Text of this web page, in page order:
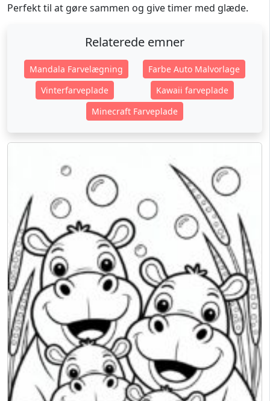
Perfekt til at gøre sammen og give timer med glæde.
Relaterede emner
Mandala Farvelægning
Farbe Auto Malvorlage
Vinterfarveplade
Kawaii farveplade
Minecraft Farveplade